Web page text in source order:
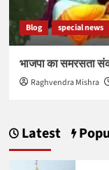
Blog special news
भाजपा का समरसता
Raghvendra Mishra
Latest